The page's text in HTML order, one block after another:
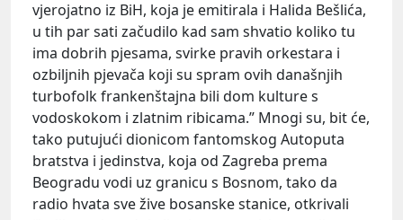
vjerojatno iz BiH, koja je emitirala i Halida Bešlića,
u tih par sati začudilo kad sam shvatio koliko tu
ima dobrih pjesama, svirke pravih orkestara i
ozbiljnih pjevača koji su spram ovih današnjih
turbofolk frankenštajna bili dom kulture s
vodoskokom i zlatnim ribicama.” Mnogi su, bit će,
tako putujući dionicom fantomskog Autoputa
bratstva i jedinstva, koja od Zagreba prema
Beogradu vodi uz granicu s Bosnom, tako da
radio hvata sve žive bosanske stanice, otkrivali